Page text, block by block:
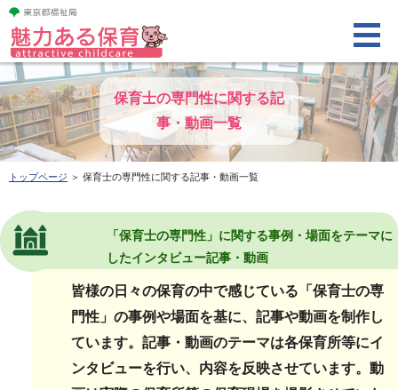
保育士の専門性に関する記
事・動画一覧
トップページ ＞ 保育士の専門性に関する記事・動画一覧
「保育士の専門性」に関する事例・場面をテーマに
したインタビュー記事・動画
皆様の日々の保育の中で感じている「保育士の専
門性」の事例や場面を基に、記事や動画を制作し
ています。記事・動画のテーマは各保育所等にイ
ンタビューを行い、内容を反映させています。動